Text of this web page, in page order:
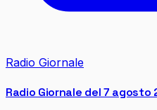
Radio Giornale
Radio Giornale del 7 agosto